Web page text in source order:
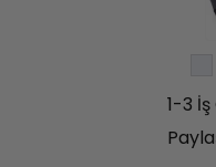
1-3